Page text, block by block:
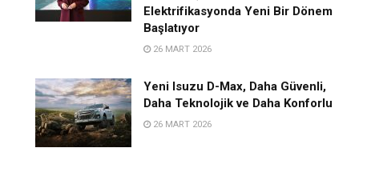
Elektrifikasyonda Yeni Bir Dönem
Başlatıyor
26 MART 2026
Yeni Isuzu D-Max, Daha Güvenli,
Daha Teknolojik ve Daha Konforlu
26 MART 2026